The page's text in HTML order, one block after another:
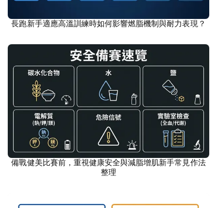
康健
長跑新手適應高溫訓練時如何影響燃脂機制與耐力表現？
康健
備戰健美比賽前，重視健康安全與減脂增肌新手常見作法
整理